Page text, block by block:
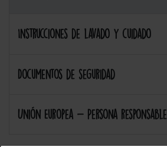
Instrucciones de lavado y cuidado
Documentos de seguridad
Unión Europea - Persona responsable